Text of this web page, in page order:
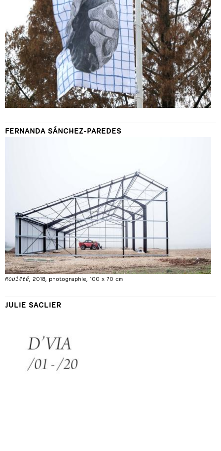
FERNANDA SÁNCHEZ-PAREDES
Rouillé, 2018, photographie, 100 x 70 cm
JULIE SACLIER